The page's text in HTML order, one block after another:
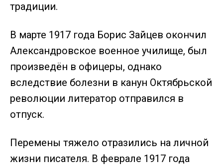
традиции.
В марте 1917 года Борис Зайцев окончил
Александровское военное училище, был
произведён в офицеры, однако
вследствие болезни в канун Октябрьской
революции литератор отправился в
отпуск.
Перемены тяжело отразились на личной
жизни писателя. В феврале 1917 года